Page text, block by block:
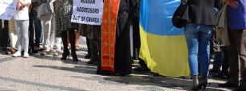
Уроки португальської
мови
Відеоархів Спілки: